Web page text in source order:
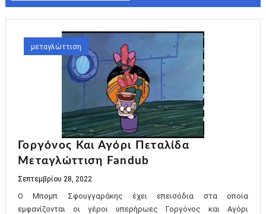
μεταγλώττιση
Γοργόνος Και Αγόρι Πεταλίδα
Μεταγλώττιση Fandub
Σεπτεμβρίου 28, 2022
Ο Μπομπ Σφουγγαράκης έχει επεισόδια στα οποία
εμφανίζονται οι γέροι υπερήρωες Γοργόνος και Αγόρι